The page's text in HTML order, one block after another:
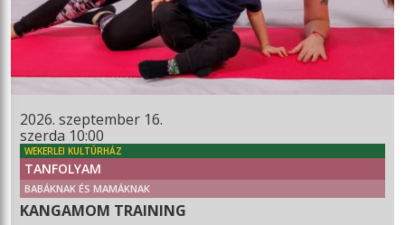
2026. szeptember 16.
szerda 10:00
WEKERLEI KULTÚRHÁZ
TANFOLYAM
BABÁKNAK ÉS MAMÁKNAK
KANGAMOM TRAINING